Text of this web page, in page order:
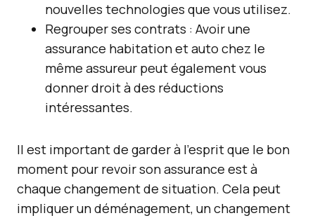
nouvelles technologies que vous utilisez.
Regrouper ses contrats : Avoir une
assurance habitation et auto chez le
même assureur peut également vous
donner droit à des réductions
intéressantes.
Il est important de garder à l’esprit que le bon
moment pour revoir son assurance est à
chaque changement de situation. Cela peut
impliquer un déménagement, un changement